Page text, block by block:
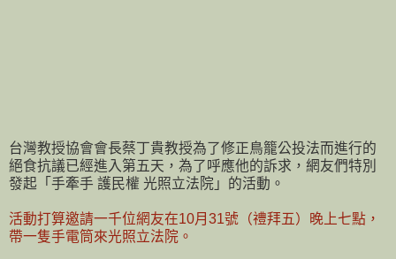
台灣教授協會會長蔡丁貴教授為了修正鳥籠公投法而進行的
絕食抗議已經進入第五天，為了呼應他的訴求，網友們特別
發起「手牽手 護民權 光照立法院」的活動。
活動打算邀請一千位網友在10月31號（禮拜五）晚上七點，
帶一隻手電筒來光照立法院。